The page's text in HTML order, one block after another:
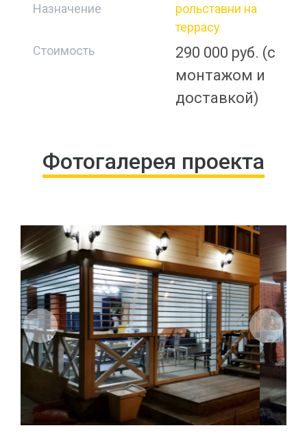
Назначение
рольставни на
террасу
Стоимость
290 000 руб. (с
монтажом и
доставкой)
Фотогалерея проекта
Previous Next